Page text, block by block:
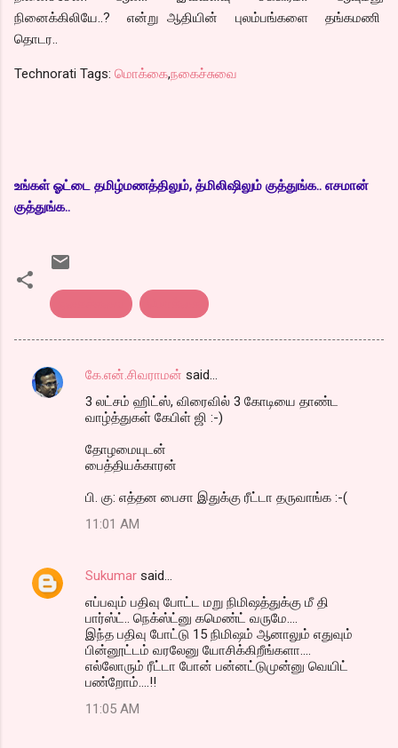
நினைக்கிலியே..? என்று ஆதியின் புலம்பங்களை தங்கமணி
தொடர..
Technorati Tags: மொக்கை,நகைச்சுவை
உங்கள் ஓட்டை தமிழ்மணத்திலும், த்மிலிஷிலும் குத்துங்க.. எசமான்
குத்துங்க..
C
கே.என்.சிவராமன் said…
3 லட்சம் ஹிட்ஸ், விரைவில் 3 கோடியை தாண்ட
வாழ்த்துகள் கேபிள் ஜி :-)
தோழமையுடன்
பைத்தியக்காரன்
பி. கு: எத்தன பைசா இதுக்கு ரீட்டா தருவாங்க :-(
11:01 AM
Sukumar said…
எப்பவும் பதிவு போட்ட மறு நிமிஷத்துக்கு மீ தி
பார்ஸ்ட்.. நெக்ஸ்ட்னு கமெண்ட் வருமே....
இந்த பதிவு போட்டு 15 நிமிஷம் ஆனாலும் எதுவும்
பின்னூட்டம் வரலேனு யோசிக்கிறீங்களா....
எல்லோரும் ரீட்டா போன் பன்னட்டுமுன்னு வெயிட்
பண்றோம்....!!
11:05 AM